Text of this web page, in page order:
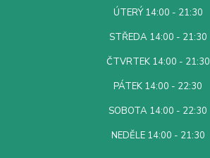
ÚTERÝ 14:00 - 21:30
STŘEDA 14:00 - 21:30
ČTVRTEK 14:00 - 21:30
PÁTEK 14:00 - 22:30
SOBOTA 14:00 - 22:30
NEDĚLE 14:00 - 21:30